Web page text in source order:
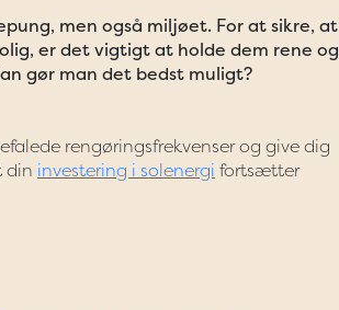
men også miljøet. For at sikre, at
er det vigtigt at holde dem rene og
gør man det bedst muligt?
rengøringsfrekvenser og give dig
din investering i solenergi fortsætter